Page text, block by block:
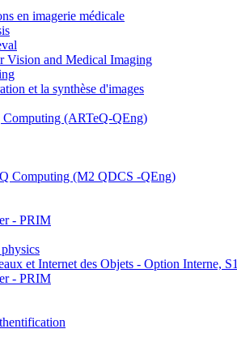
en imagerie médicale
Vision and Medical Imaging
et la synthèse d'images
Computing (ARTeQ-QEng)
Computing (M2 QDCS -QEng)
- PRIM
et Internet des Objets - Option Interne, S1
- PRIM